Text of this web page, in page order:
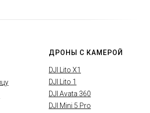
ДРОНЫ С КАМЕРОЙ
DJI Lito X1
DJI Lito 1
DJI Avata 360
DJI Mini 5 Pro